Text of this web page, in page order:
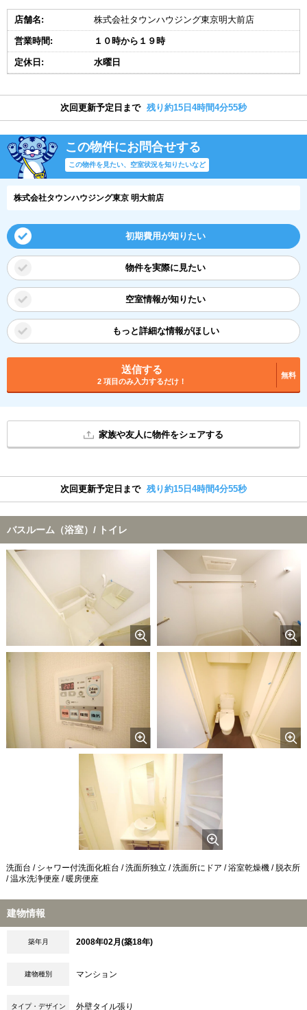
店舗名: 株式会社タウンハウジング東京明大前店
営業時間: １０時から１９時
定休日: 水曜日
次回更新予定日まで 残り約15日4時間4分55秒
この物件にお問合せする
この物件を見たい、空室状況を知りたいなど
株式会社タウンハウジング東京 明大前店
初期費用が知りたい
物件を実際に見たい
空室情報が知りたい
もっと詳細な情報がほしい
送信する
2 項目のみ入力するだけ！
無料
家族や友人に物件をシェアする
次回更新予定日まで 残り約15日4時間4分55秒
バスルーム（浴室）/ トイレ
洗面台 / シャワー付洗面化粧台 / 洗面所独立 / 洗面所にドア / 浴室乾燥機 / 脱衣所
/ 温水洗浄便座 / 暖房便座
建物情報
築年月 2008年02月(築18年)
建物種別 マンション
タイプ・デザイン 外壁タイル張り